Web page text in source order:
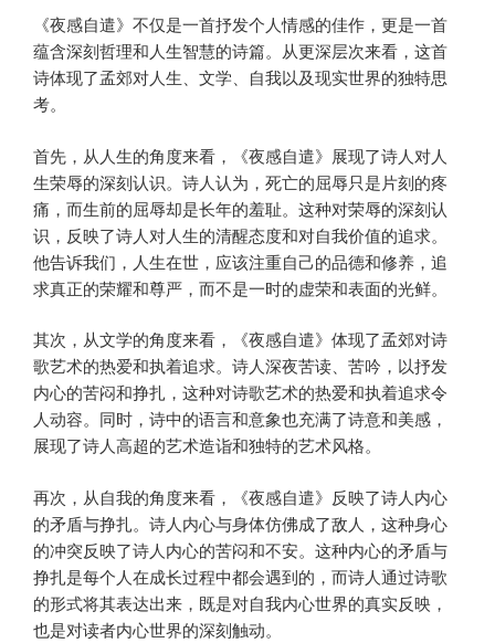
《夜感自遣》不仅是一首抒发个人情感的佳作，更是一首
蕴含深刻哲理和人生智慧的诗篇。从更深层次来看，这首
诗体现了孟郊对人生、文学、自我以及现实世界的独特思
考。
首先，从人生的角度来看，《夜感自遣》展现了诗人对人
生荣辱的深刻认识。诗人认为，死亡的屈辱只是片刻的疼
痛，而生前的屈辱却是长年的羞耻。这种对荣辱的深刻认
识，反映了诗人对人生的清醒态度和对自我价值的追求。
他告诉我们，人生在世，应该注重自己的品德和修养，追
求真正的荣耀和尊严，而不是一时的虚荣和表面的光鲜。
其次，从文学的角度来看，《夜感自遣》体现了孟郊对诗
歌艺术的热爱和执着追求。诗人深夜苦读、苦吟，以抒发
内心的苦闷和挣扎，这种对诗歌艺术的热爱和执着追求令
人动容。同时，诗中的语言和意象也充满了诗意和美感，
展现了诗人高超的艺术造诣和独特的艺术风格。
再次，从自我的角度来看，《夜感自遣》反映了诗人内心
的矛盾与挣扎。诗人内心与身体仿佛成了敌人，这种身心
的冲突反映了诗人内心的苦闷和不安。这种内心的矛盾与
挣扎是每个人在成长过程中都会遇到的，而诗人通过诗歌
的形式将其表达出来，既是对自我内心世界的真实反映，
也是对读者内心世界的深刻触动。